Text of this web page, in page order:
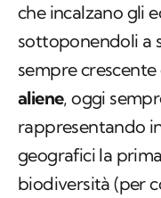
che incalzano gli
sottoponendoli a
sempre crescente
aliene, oggi
rappresentando
geografici la
biodiversità (per